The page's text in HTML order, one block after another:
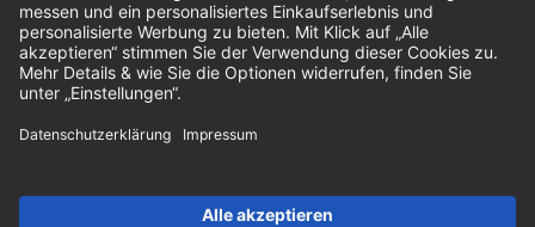
AGB
Datenschutz
Cookie-Einstellungen
© 2026 sauter GmbH
* kostenloser Versand ab 150 Euro Bestellwert innerhalb
Deutschlands für die Standard-Paketgrößen - ausgenommen